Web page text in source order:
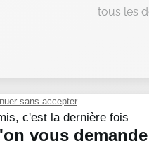
tous les